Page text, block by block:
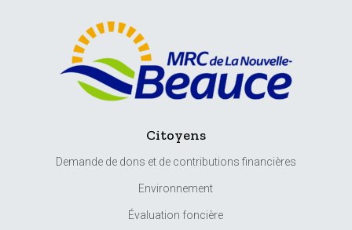
Citoyens
Demande de dons et de contributions financières
Environnement
Évaluation foncière